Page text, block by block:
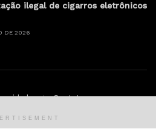
ilegal de cigarros eletrônicos
DE 2026
Contato